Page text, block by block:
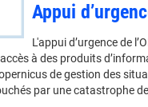
Appui
L'appui d’urgence de
à des produits
de gestion des
par une catastrophe